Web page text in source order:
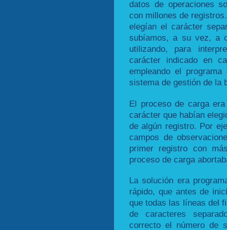
datos de operaciones
con millones de
elegían el carácter
subíamos, a su vez, a
utilizando, para
carácter indicado en
empleando el
sistema de gestión de la
El proceso de carga
carácter que habían
de algún registro. Por
campos de
primer registro con
proceso de carga
La solución era
rápido, que antes de
que todas las líneas del
de caracteres
correcto el número de